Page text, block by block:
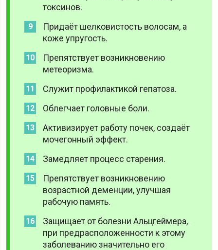
токсинов.
Придаёт шелковистость волосам, а
коже упругость.
Препятствует возникновению
метеоризма.
Служит профилактикой гепатоза.
Облегчает головные боли.
Активизирует работу почек, создаёт
мочегонный эффект.
Замедляет процесс старения.
Препятствует возникновению
возрастной деменции, улучшая
рабочую память.
Защищает от болезни Альцгеймера,
при предрасположенности к этому
заболеванию значительно его